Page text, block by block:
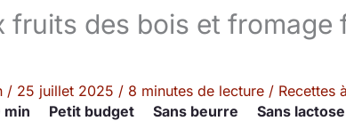
fruits des bois et fromage
/ 25 juillet 2025 / 8 minutes de lecture / Recettes
min Petit budget Sans beurre Sans lactose